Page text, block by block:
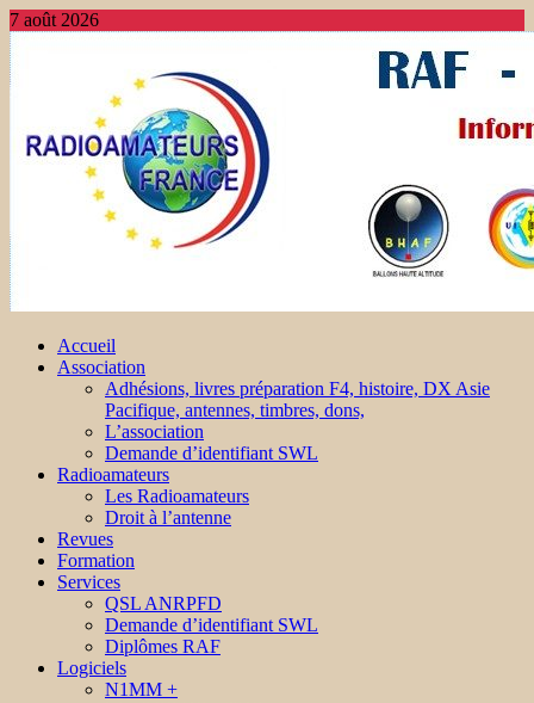
7 août 2026
Accueil
Association
Adhésions, livres préparation F4, histoire, DX Asie
Pacifique, antennes, timbres, dons,
L’association
Demande d’identifiant SWL
Radioamateurs
Les Radioamateurs
Droit à l’antenne
Revues
Formation
Services
QSL ANRPFD
Demande d’identifiant SWL
Diplômes RAF
Logiciels
N1MM +